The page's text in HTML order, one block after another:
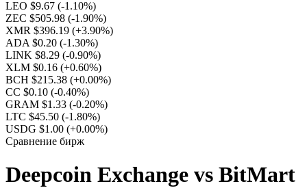
LEO $9.67 (-1.10%)
ZEC $505.98 (-1.90%)
XMR $396.19 (+3.90%)
ADA $0.20 (-1.30%)
LINK $8.29 (-0.90%)
XLM $0.16 (+0.60%)
BCH $215.38 (+0.00%)
CC $0.10 (-0.40%)
GRAM $1.33 (-0.20%)
LTC $45.50 (-1.80%)
USDG $1.00 (+0.00%)
Сравнение бирж
Deepcoin Exchange vs BitMart